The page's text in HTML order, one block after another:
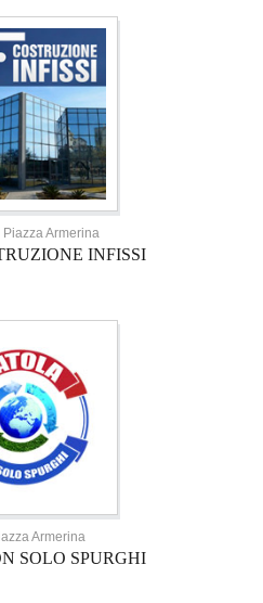
Armerina
INFISSI
Armerina
SOLO SPURGHI